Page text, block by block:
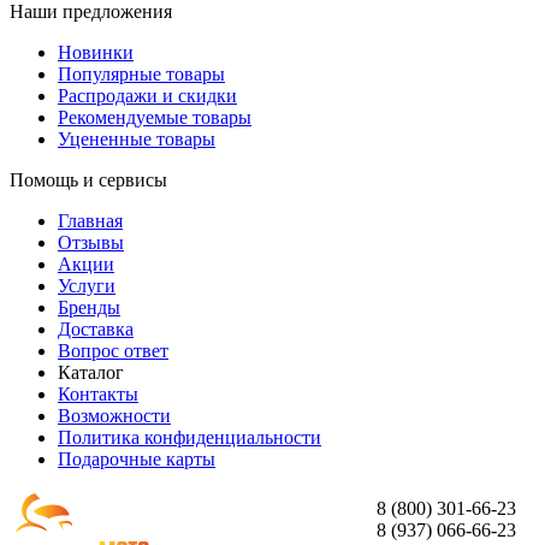
Наши предложения
Новинки
Популярные товары
Распродажи и скидки
Рекомендуемые товары
Уцененные товары
Помощь и сервисы
Главная
Отзывы
Акции
Услуги
Бренды
Доставка
Вопрос ответ
Каталог
Контакты
Возможности
Политика конфиденциальности
Подарочные карты
8 (800) 301-66-23
8 (937) 066-66-23